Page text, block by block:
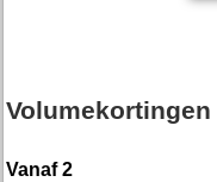
Volumekortingen
Vanaf 2